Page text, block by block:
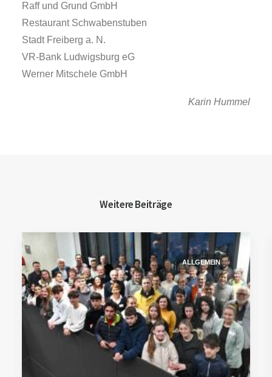
Raff und Grund GmbH
Restaurant Schwabenstuben
Stadt Freiberg a. N.
VR-Bank Ludwigsburg eG
Werner Mitschele GmbH
Karin Hummel
Weitere Beiträge
ALLGEMEIN